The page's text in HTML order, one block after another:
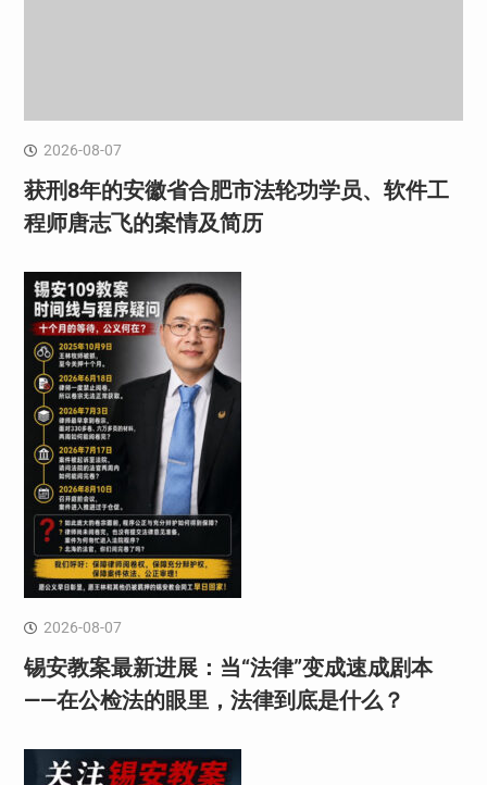
2026-08-07
获刑8年的安徽省合肥市法轮功学员、软件工
程师唐志飞的案情及简历
2026-08-07
锡安教案最新进展：当“法律”变成速成剧本
——在公检法的眼里，法律到底是什么？